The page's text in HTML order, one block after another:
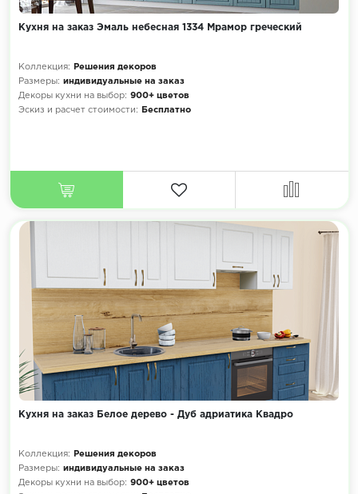
Кухня на заказ Эмаль небесная 1334 Мрамор греческий
Коллекция:
Решения декоров
Размеры: индивидуальные на заказ
Декоры кухни на выбор: 900+ цветов
Эскиз и расчет стоимости:
Бесплатно
Кухня на заказ Белое дерево - Дуб адриатика Квадро
Коллекция:
Решения декоров
Размеры: индивидуальные на заказ
Декоры кухни на выбор: 900+ цветов